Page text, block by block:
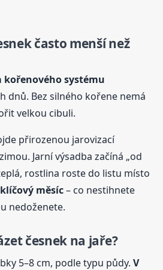
často menší než
kořenového systému
dnů. Bez silného kořene nemá
velkou cibuli.
přirozenou jarovizací
Jarní výsadba začíná „od
rostlina roste do listu místo
měsíc– co nestihnete
nedoženete.
česnek na jaře?
5–8 cm, podle typu půdy.V